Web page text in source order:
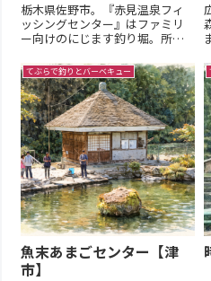
栃木県佐野市。『赤見温泉フィ
ッシングセンター』はファミリ
ー向けのにじます釣り堀。所在
原町1262TEL0283-25-3698Map公
式ホームページ旧ページ
てぶらで釣りとバーベキュー
魚末あまごセンター【津
市】